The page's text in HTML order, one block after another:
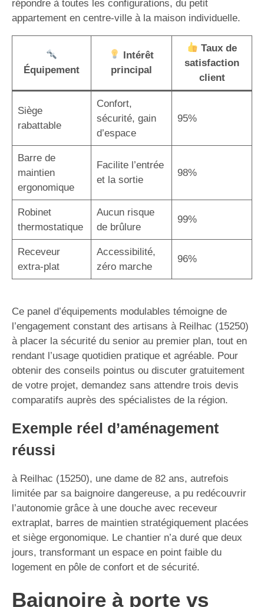
répondre à toutes les configurations, du petit
appartement en centre-ville à la maison individuelle.
Équipement
Intérêt
principal
Taux de
satisfaction
client
Siège
rabattable
Confort,
sécurité, gain
d’espace
95%
Barre de
maintien
ergonomique
Facilite l’entrée
et la sortie
98%
Robinet
thermostatique
Aucun risque
de brûlure
99%
Receveur
extra-plat
Accessibilité,
zéro marche
96%
Ce panel d’équipements modulables témoigne de
l’engagement constant des artisans à Reilhac (15250)
à placer la sécurité du senior au premier plan, tout en
rendant l’usage quotidien pratique et agréable. Pour
obtenir des conseils pointus ou discuter gratuitement
de votre projet, demandez sans attendre trois devis
comparatifs auprès des spécialistes de la région.
Exemple réel d’aménagement
réussi
à Reilhac (15250), une dame de 82 ans, autrefois
limitée par sa baignoire dangereuse, a pu redécouvrir
l’autonomie grâce à une douche avec receveur
extraplat, barres de maintien stratégiquement placées
et siège ergonomique. Le chantier n’a duré que deux
jours, transformant un espace en point faible du
logement en pôle de confort et de sécurité.
Baignoire à porte vs